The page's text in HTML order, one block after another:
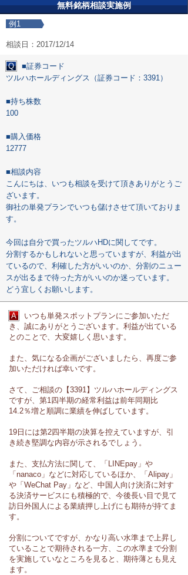
無料銘柄相談実施例
例1
相談日：2017/12/14
Q
■証券コード
ツルハホールディングス（証券コード：3391）
■持ち株数
100
■購入価格
12777
■相談内容
こんにちは、いつも相談を受けて頂きありがとうご
ざいます。
御社の単発プランでいつも儲けさせて頂いておりま
す。
今回は自分で買ったツルハHDに関してです。
分割するかもしれないと思っていますが、利益が出
ているので、利確した方がいいのか、分割のニュー
スが出るまで待った方がいいのか迷っています。
どう宜しくお願いします。
A
いつも単発スポットプランにご参加いただ
き、誠にありがとうございます。利益が出ている
とのことで、大変嬉しく思います。
また、気になる企画がございましたら、再度ご参
加いただければ幸いです。
さて、ご相談の【3391】ツルハホールディングス
ですが、第1四半期の経常利益は前年同期比
14.2％増と順調に業績を伸ばしています。
19日には第2四半期の決算を控えていますが、引
き続き堅調な内容が示されるでしょう。
また、支払方法に関して、「LINEpay」や
「nanaco」などに対応しているほか、「Alipay」
や「WeChat Pay」など、中国人向け決済に対す
る決済サービスにも積極的で、今後長い目で見て
訪日外国人による業績押し上げにも期待が持てま
す。
分割についてですが、かなり高い水準まで上昇し
ていることで期待される一方、この水準まで分割
を実施していなところを見ると、期待薄とも見え
ます。